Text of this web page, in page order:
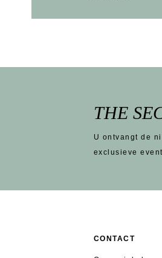
THE
U ontvangt de
exclusieve
CONTACT